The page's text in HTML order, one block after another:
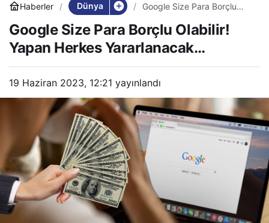
Haberler Dünya
Google Size Para Borçlu
Yararlanacak…
Google Size Para Borçlu Olabilir!
Yapan Herkes Yararlanacak…
19 Haziran 2023, 12:21 yayınlandı